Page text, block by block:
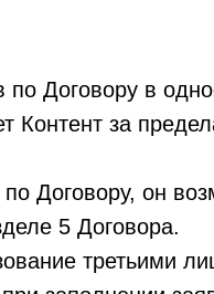
Договору в
Контент за
Договору, он
5 Договора.
третьими